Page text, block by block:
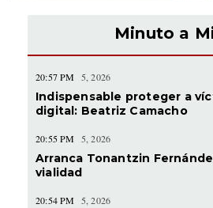
Minuto a
20:57 PM 5, 2026
Indispensable proteger a
digital: Beatriz Camacho
20:55 PM 5, 2026
Arranca Tonantzin
vialidad
20:54 PM 5, 2026